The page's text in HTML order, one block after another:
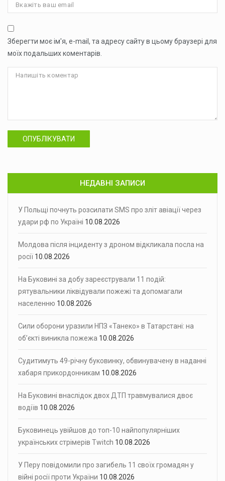
Зберегти моє ім'я, e-mail, та адресу сайту в цьому браузері для
моїх подальших коментарів.
ОПУБЛІКУВАТИ
НЕДАВНІ ЗАПИСИ
У Польщі почнуть розсилати SMS про зліт авіації через
удари рф по Україні 10.08.2026
Молдова після інциденту з дроном відкликала посла на
росії 10.08.2026
На Буковині за добу зареєстрували 11 подій:
рятувальники ліквідували пожежі та допомагали
населенню 10.08.2026
Сили оборони уразили НПЗ «Танеко» в Татарстані: на
об’єкті виникла пожежа 10.08.2026
Судитимуть 49-річну буковинку, обвинувачену в наданні
хабаря прикордонникам 10.08.2026
На Буковині внаслідок двох ДТП травмувалися двоє
водіїв 10.08.2026
Буковинець увійшов до топ-10 найпопулярніших
українських стрімерів Twitch 10.08.2026
У Перу повідомили про загибель 11 своїх громадян у
війні росії проти України 10.08.2026